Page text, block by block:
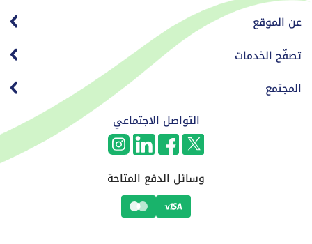
عن الموقع
تصفّح الخدمات
المجتمع
التواصل الاجتماعي
وسائل الدفع المتاحة